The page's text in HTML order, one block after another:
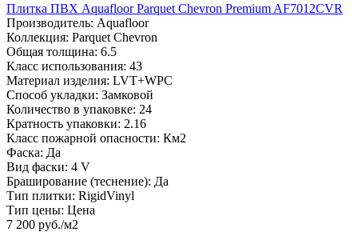
Плитка ПВХ Aquafloor Parquet Chevron Premium AF7012CVR
Производитель: Aquafloor
Коллекция: Parquet Chevron
Общая толщина: 6.5
Класс использования: 43
Материал изделия: LVT+WPC
Способ укладки: Замковой
Количество в упаковке: 24
Кратность упаковки: 2.16
Класс пожарной опасности: Км2
Фаска: Да
Вид фаски: 4 V
Браширование (теснение): Да
Тип плитки: RigidVinyl
Тип цены: Цена
7 200 руб./м2